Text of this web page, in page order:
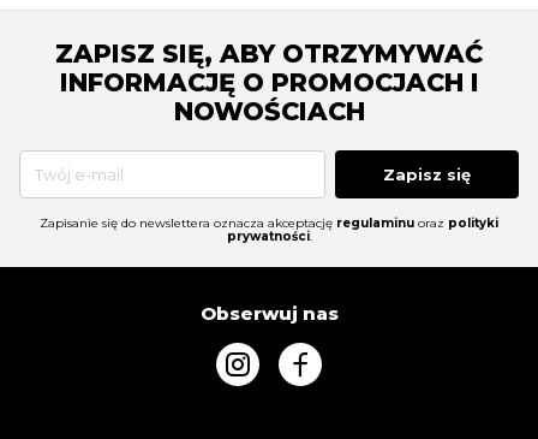
ZAPISZ SIĘ, ABY OTRZYMYWAĆ
INFORMACJĘ O PROMOCJACH I
NOWOŚCIACH
Zapisz się
Zapisanie się do newslettera oznacza akceptację regulaminu oraz polityki
prywatności.
Obserwuj nas